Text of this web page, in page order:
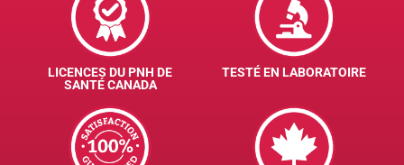
LICENCES DU PNH DE
SANTÉ CANADA
TESTÉ EN LABORATOIRE